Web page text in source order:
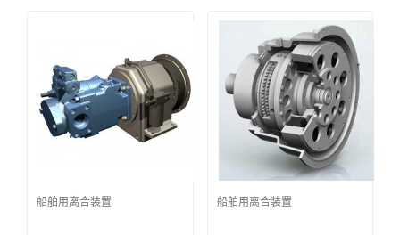
船舶用离合装置 船舶用离合装置